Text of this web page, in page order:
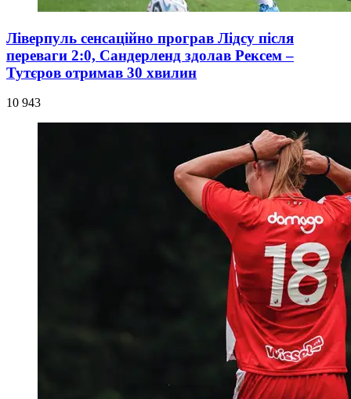
Ліверпуль сенсаційно програв Лідсу після
переваги 2:0, Сандерленд здолав Рексем –
Тутєров отримав 30 хвилин
10 943